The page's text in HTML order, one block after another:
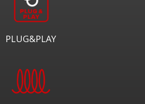
PLUG&PLAY